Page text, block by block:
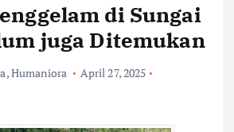
di Sungai
juga Ditemukan
,Humaniora
April 27, 2025